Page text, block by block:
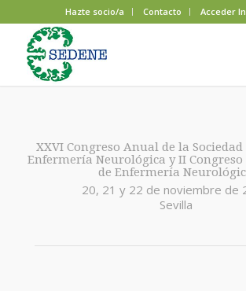
Hazte socio/a Contacto Acceder
XXVI Congreso Anual de la
Enfermería Neurológica y II
de Enfermería
20, 21 y 22 de noviembre de
Sevilla